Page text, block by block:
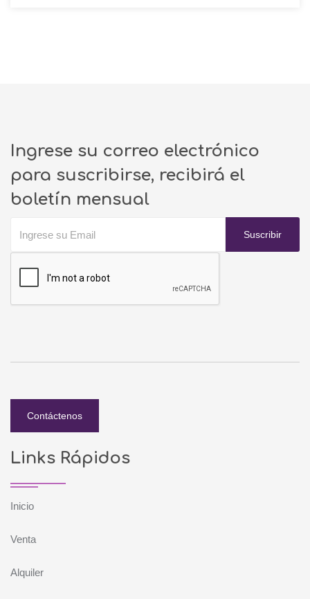
Ingrese su correo electrónico
para suscribirse, recibirá el
boletín mensual
Suscribir
Contáctenos
Links Rápidos
Inicio
Venta
Alquiler